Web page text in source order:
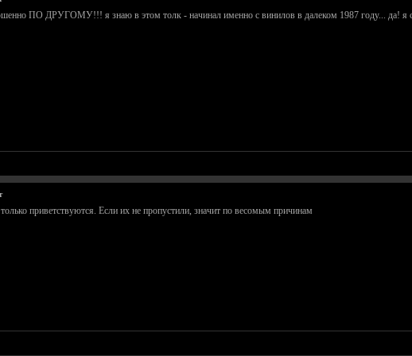
ПО ДРУГОМУ!!! я знаю в этом толк - начинал именно с винилов в далеком 1987 году... да! я
приветствуются. Если их не пропустили, значит по весомым причинам